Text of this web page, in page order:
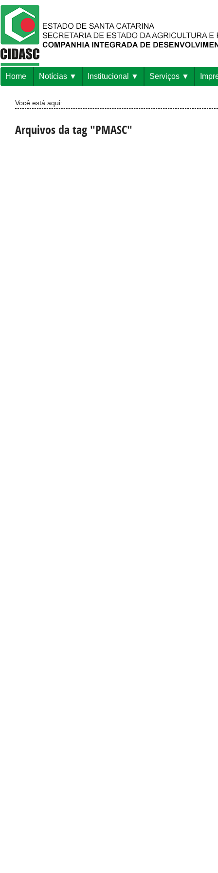
Home Notícias Institucional Serviços
Você está aqui:
Arquivos da tag "PMASC"